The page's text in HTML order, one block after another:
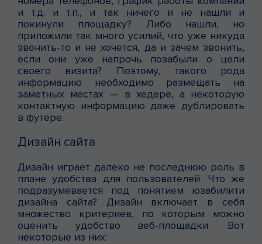
и т.д. и т.п., и так ничего и не нашли и
покинули площадку? Либо нашли, но
приложили так много усилий, что уже никуда
звонить-то и не хочется, да и зачем звонить,
если они уже напрочь позабыли о цели
своего визита? Поэтому, такого рода
информацию необходимо размещать на
заметных местах — в хедере, а некоторую
контактную информацию даже дублировать
в футере.
Дизайн сайта
Дизайн играет далеко не последнюю роль в
плане удобства для пользователей. Что же
подразумевается под понятием юзабилити
дизайна сайта? Дизайн включает в себя
множество критериев, по которым можно
оценить удобство веб-площадки. Вот
некоторые из них: